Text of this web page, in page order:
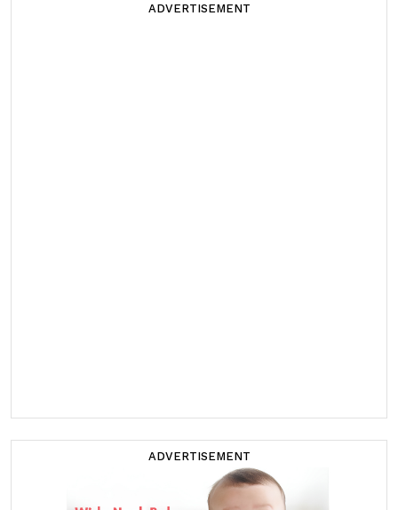
ADVERTISEMENT
ADVERTISEMENT